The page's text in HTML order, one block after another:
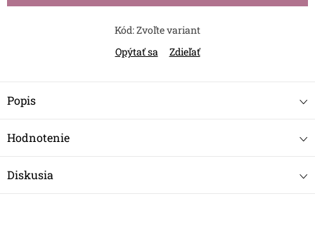
Kód:Zvoľte variant
Opýtať sa
Zdieľať
Popis
Hodnotenie
Diskusia